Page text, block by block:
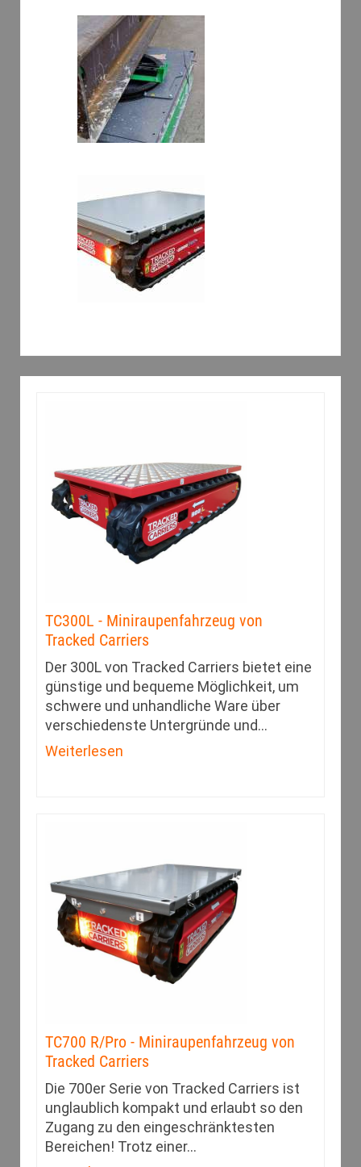
TC300L - Miniraupenfahrzeug von
Tracked Carriers
Der 300L von Tracked Carriers bietet eine
günstige und bequeme Möglichkeit, um
schwere und unhandliche Ware über
verschiedenste Untergründe und…
Weiterlesen
TC700 R/Pro - Miniraupenfahrzeug von
Tracked Carriers
Die 700er Serie von Tracked Carriers ist
unglaublich kompakt und erlaubt so den
Zugang zu den eingeschränk­testen
Bereichen! Trotz einer…